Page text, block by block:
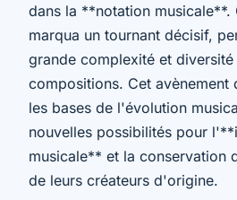
dans la **notation musicale**.
marqua un tournant décisif,
grande complexité et diversité
compositions. Cet avènement
les bases de l'évolution
nouvelles possibilités pour
musicale** et la conservation
de leurs créateurs d'origine.